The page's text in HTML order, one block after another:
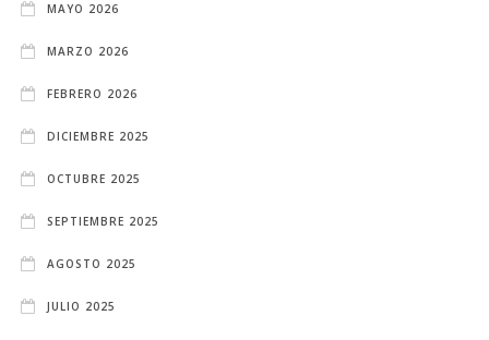
MAYO 2026
MARZO 2026
FEBRERO 2026
DICIEMBRE 2025
OCTUBRE 2025
SEPTIEMBRE 2025
AGOSTO 2025
JULIO 2025